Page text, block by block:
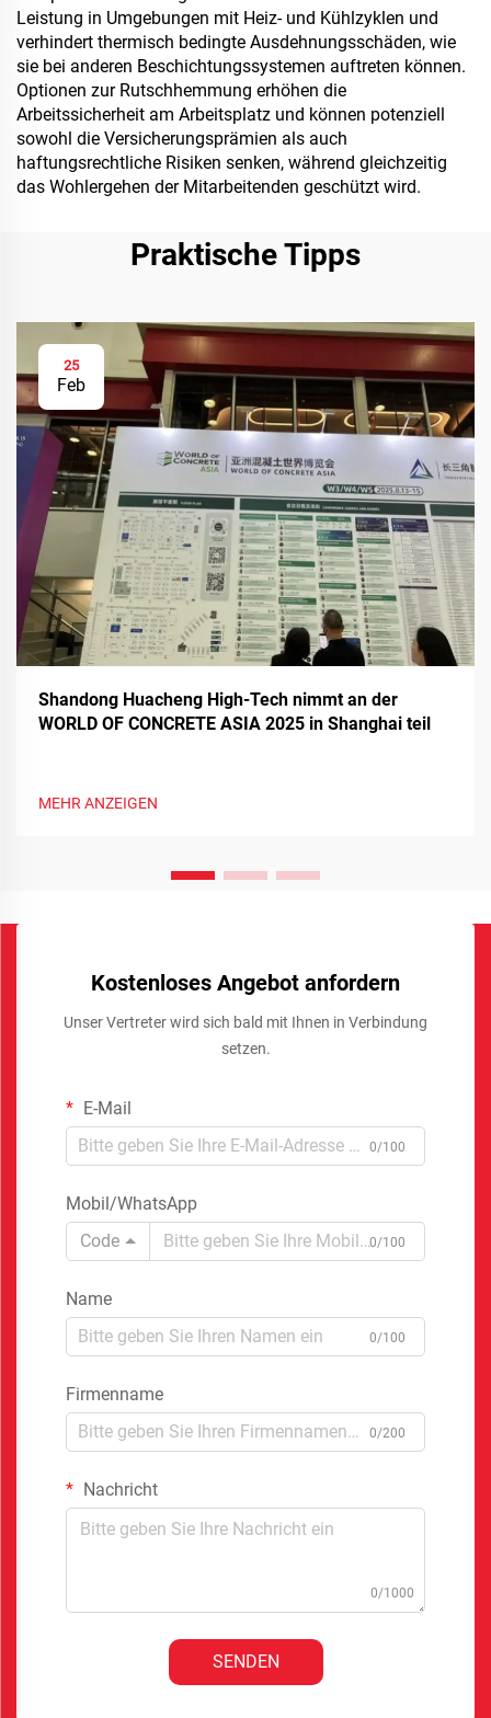
Leistung in Umgebungen mit Heiz- und Kühlzyklen und
verhindert thermisch bedingte Ausdehnungsschäden, wie
sie bei anderen Beschichtungssystemen auftreten können.
Optionen zur Rutschhemmung erhöhen die
Arbeitssicherheit am Arbeitsplatz und können potenziell
sowohl die Versicherungsprämien als auch
haftungsrechtliche Risiken senken, während gleichzeitig
das Wohlergehen der Mitarbeitenden geschützt wird.
Praktische Tipps
25
Feb
Shandong Huacheng High-Tech nimmt an der
WORLD OF CONCRETE ASIA 2025 in Shanghai teil
MEHR ANZEIGEN
Kostenloses Angebot anfordern
Unser Vertreter wird sich bald mit Ihnen in Verbindung
setzen.
E-Mail
0/100
Mobil/WhatsApp
Code
0/100
Name
0/100
Firmenname
0/200
Nachricht
0/1000
SENDEN